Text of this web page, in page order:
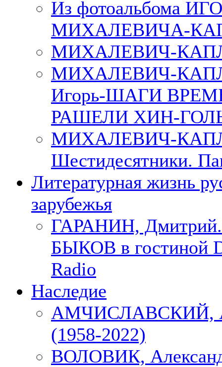
Из фотоальбома
МИХАЛЕВИЧА-
МИХАЛЕВИЧ-
МИХАЛЕВИЧ-
Игорь-ШАГИ
РАШЕЛИ ХИН-
МИХАЛЕВИЧ-
Шестидесятники.
Литературная жизнь
зарубежья
ГАРАНИН,
БЫКОВ в гостиной
Radio
Наследие
АМЧИСЛАВСКИЙ,
(1958-2022)
ВОЛОВИК,